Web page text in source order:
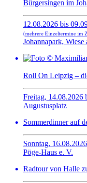
Bürgersingen im
12.08.2026 bis
(mehrere Einzeltermine im
Johannapark,
Roll On Leipzig –
Freitag, 14.08.2026
Augustusplatz
Sommerdinner auf
Sonntag,
Pöge-Haus e. V.
Radtour von Halle